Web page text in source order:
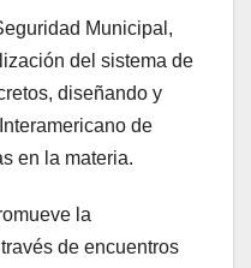
Municipal,
del sistema de
diseñando y
de
en la materia.
la
de encuentros